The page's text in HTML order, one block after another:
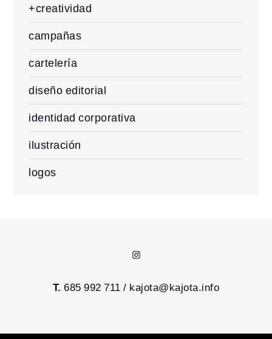
+creatividad
campañas
cartelería
diseño editorial
identidad corporativa
ilustración
logos
Instagram
T. 685 992 711 / kajota@kajota.info